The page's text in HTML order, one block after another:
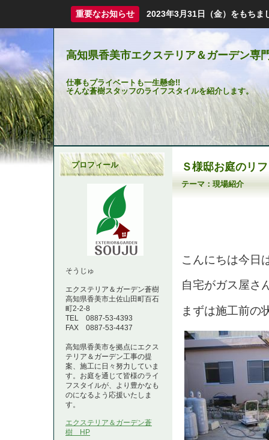
重要なお知らせ 2023年3月31日（金）をもちま
高知県香美市エクステリア＆ガーデン専
仕事もプライベートも一生懸命!!
そんな蒼樹スタッフのライフスタイルを紹介します。
Ｓ様邸お庭のリ
テーマ：現場紹介
こんにちは今日
自宅がガス屋さ
まずは施工前の
プロフィール
そうじゅ
エクステリア＆ガーデン蒼樹
高知県香美市土佐山田町百石
町2-2-8
TEL 0887-53-4393
FAX 0887-53-4437
高知県香美市を拠点にエクス
テリア＆ガーデン工事の提
案、施工に日々努力していま
す。お庭を通じて皆様のライ
フスタイルが、より豊かなも
のになるよう応援いたしま
す。
エクステリア＆ガーデン蒼
樹 HP